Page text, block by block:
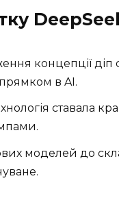
концепції
в AI.
ставала
моделей до